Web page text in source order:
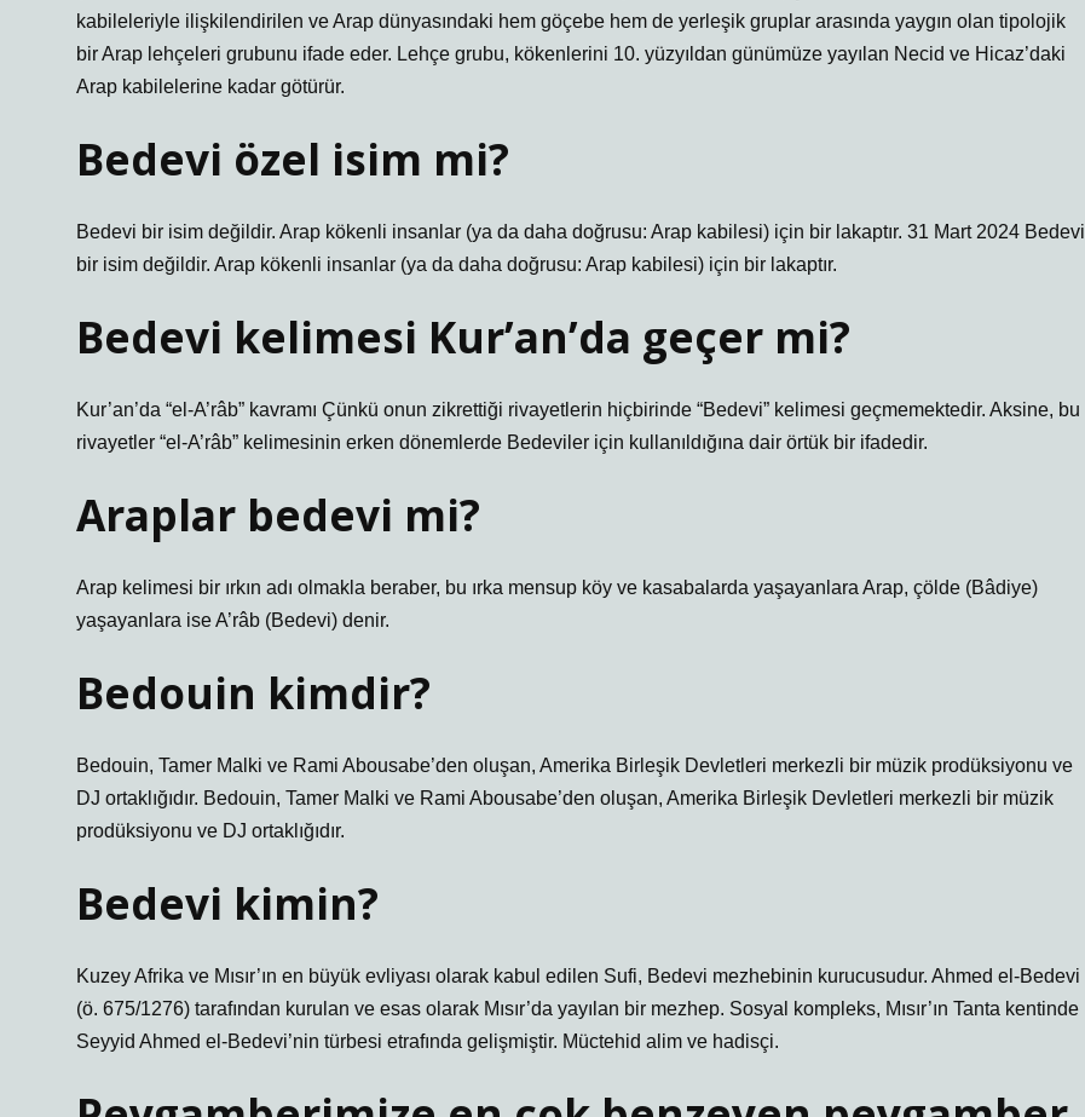
kabileleriyle ilişkilendirilen ve Arap dünyasındaki hem göçebe hem de yerleşik gruplar arasında yaygın olan tipolojik
bir Arap lehçeleri grubunu ifade eder. Lehçe grubu, kökenlerini 10. yüzyıldan günümüze yayılan Necid ve Hicaz’daki
Arap kabilelerine kadar götürür.
Bedevi özel isim mi?
Bedevi bir isim değildir. Arap kökenli insanlar (ya da daha doğrusu: Arap kabilesi) için bir lakaptır. 31 Mart 2024 Bedevi
bir isim değildir. Arap kökenli insanlar (ya da daha doğrusu: Arap kabilesi) için bir lakaptır.
Bedevi kelimesi Kur’an’da geçer mi?
Kur’an’da “el-A’râb” kavramı Çünkü onun zikrettiği rivayetlerin hiçbirinde “Bedevi” kelimesi geçmemektedir. Aksine, bu
rivayetler “el-A’râb” kelimesinin erken dönemlerde Bedeviler için kullanıldığına dair örtük bir ifadedir.
Araplar bedevi mi?
Arap kelimesi bir ırkın adı olmakla beraber, bu ırka mensup köy ve kasabalarda yaşayanlara Arap, çölde (Bâdiye)
yaşayanlara ise A’râb (Bedevi) denir.
Bedouin kimdir?
Bedouin, Tamer Malki ve Rami Abousabe’den oluşan, Amerika Birleşik Devletleri merkezli bir müzik prodüksiyonu ve
DJ ortaklığıdır. Bedouin, Tamer Malki ve Rami Abousabe’den oluşan, Amerika Birleşik Devletleri merkezli bir müzik
prodüksiyonu ve DJ ortaklığıdır.
Bedevi kimin?
Kuzey Afrika ve Mısır’ın en büyük evliyası olarak kabul edilen Sufi, Bedevi mezhebinin kurucusudur. Ahmed el-Bedevi
(ö. 675/1276) tarafından kurulan ve esas olarak Mısır’da yayılan bir mezhep. Sosyal kompleks, Mısır’ın Tanta kentinde
Seyyid Ahmed el-Bedevi’nin türbesi etrafında gelişmiştir. Müctehid alim ve hadisçi.